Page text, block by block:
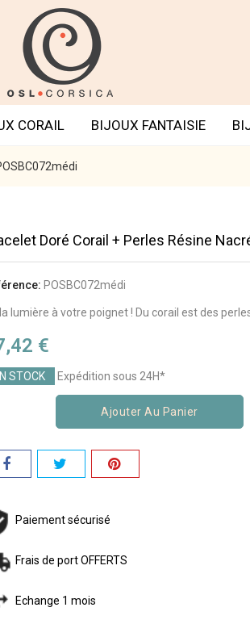
CORAIL BIJOUX FANTAISIE
Doré Corail + Perles Résine
POSBC072médi
lumière à votre poignet ! Du corail est des
€
STOCK Expédition sous 24H*
Ajouter Au Panier
Paiement sécurisé
Frais de port OFFERTS
Echange 1 mois